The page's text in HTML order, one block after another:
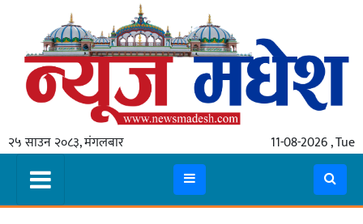
२५ साउन २०८३, मंगलबार 11-08-2026 , Tue
गृहपृष्ठ
स्थानीय
प्रदेश